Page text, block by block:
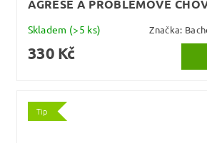
AGRESE A PROBLÉMOVÉ
Skladem (>5 ks) Značka:
330 Kč
Tip